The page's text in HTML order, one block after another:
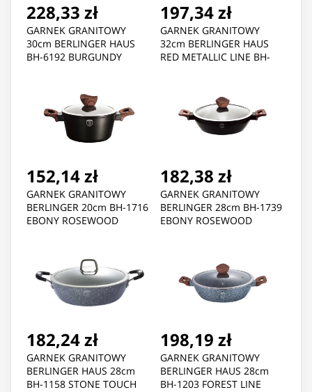
228,33 zł
GARNEK GRANITOWY
30cm BERLINGER HAUS
BH-6192 BURGUNDY
197,34 zł
GARNEK GRANITOWY
32cm BERLINGER HAUS
RED METALLIC LINE BH-
152,14 zł
GARNEK GRANITOWY
BERLINGER 20cm BH-1716
EBONY ROSEWOOD
182,38 zł
GARNEK GRANITOWY
BERLINGER 28cm BH-1739
EBONY ROSEWOOD
182,24 zł
GARNEK GRANITOWY
BERLINGER HAUS 28cm
BH-1158 STONE TOUCH
198,19 zł
GARNEK GRANITOWY
BERLINGER HAUS 28cm
BH-1203 FOREST LINE